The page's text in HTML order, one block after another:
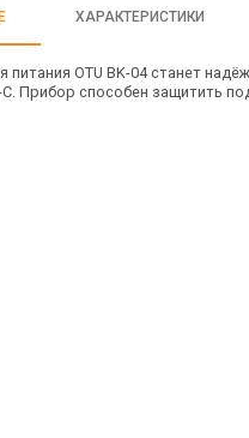
ХАРАКТЕРИСТИКИ
питания OTU BK-04 станет
Прибор способен защитить